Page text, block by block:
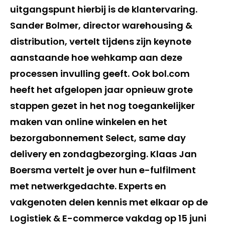
uitgangspunt hierbij is de klantervaring.
Sander Bolmer, director warehousing &
distribution, vertelt tijdens zijn keynote
aanstaande hoe wehkamp aan deze
processen invulling geeft. Ook bol.com
heeft het afgelopen jaar opnieuw grote
stappen gezet in het nog toegankelijker
maken van online winkelen en het
bezorgabonnement Select, same day
delivery en zondagbezorging. Klaas Jan
Boersma vertelt je over hun e-fulfilment
met netwerkgedachte. Experts en
vakgenoten delen kennis met elkaar op de
Logistiek & E-commerce vakdag op 15 juni